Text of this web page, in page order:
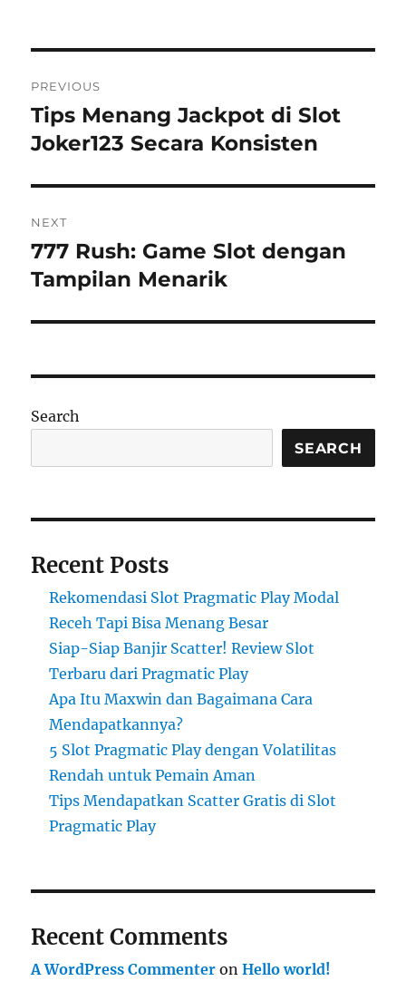
navigation
PREVIOUS
Previous
post:
Tips Menang Jackpot di Slot
Joker123 Secara Konsisten
NEXT
Next
post:
777 Rush: Game Slot dengan
Tampilan Menarik
Search
SEARCH
Recent Posts
Rekomendasi Slot Pragmatic Play Modal
Receh Tapi Bisa Menang Besar
Siap-Siap Banjir Scatter! Review Slot
Terbaru dari Pragmatic Play
Apa Itu Maxwin dan Bagaimana Cara
Mendapatkannya?
5 Slot Pragmatic Play dengan Volatilitas
Rendah untuk Pemain Aman
Tips Mendapatkan Scatter Gratis di Slot
Pragmatic Play
Recent Comments
A WordPress Commenter onHello world!